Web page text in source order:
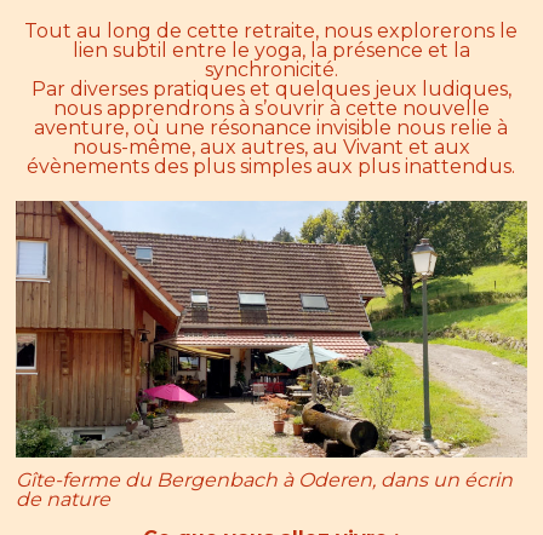
Tout au long de cette retraite, nous explorerons le
lien subtil entre le yoga, la présence et la
synchronicité.
Par diverses pratiques et quelques jeux ludiques,
nous apprendrons à s’ouvrir à cette nouvelle
aventure, où une résonance invisible nous relie à
nous-même, aux autres, au Vivant et aux
évènements des plus simples aux plus inattendus.
Gîte-ferme du Bergenbach à Oderen, dans un écrin
de nature